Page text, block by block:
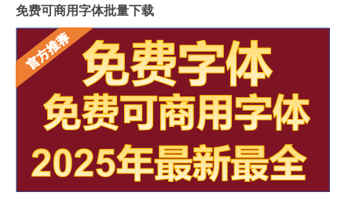
免费可商用字体批量下载